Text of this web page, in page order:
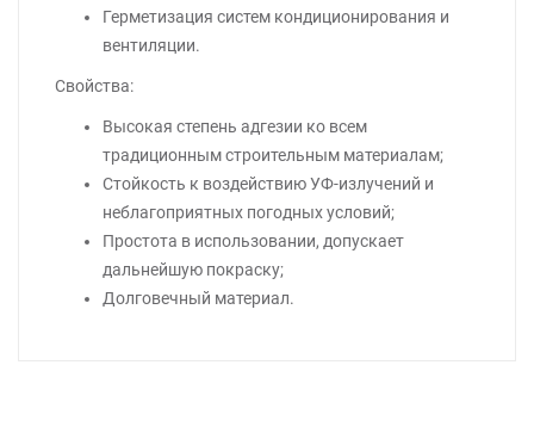
Герметизация систем кондиционирования и
вентиляции.
Свойства:
Высокая степень адгезии ко всем
традиционным строительным материалам;
Стойкость к воздействию УФ-излучений и
неблагоприятных погодных условий;
Простота в использовании, допускает
дальнейшую покраску;
Долговечный материал.